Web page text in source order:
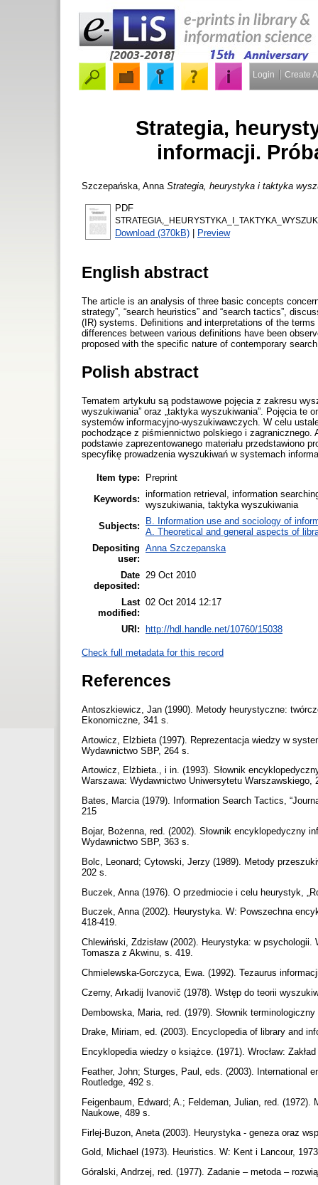
Login Create
Strategia,
informacji.
Szczepańska, Anna Strategia, heurystyka i taktyka
PDF
Download (370kB) | Preview
English abstract
The article is an analysis of three basic concepts
strategy”, “search heuristics” and “search tactics”,
(IR) systems. Definitions and interpretations of the
differences between various definitions have been
proposed with the specific nature of contemporary
Polish abstract
Tematem artykułu są podstawowe pojęcia z zakresu
wyszukiwania” oraz „taktyka wyszukiwania”. Pojęcia te
systemów informacyjno-wyszukiwawczych. W celu
pochodzące z piśmiennictwo polskiego i
podstawie zaprezentowanego materiału przedstawiono
specyfikę prowadzenia wyszukiwań w systemach
Item type:
Preprint
Keywords: information retrieval, information
wyszukiwania, taktyka wyszukiwania
Subjects:
B. Information use and sociology of
A. Theoretical and general aspects of
Depositing
user:
Anna Szczepanska
Date
deposited:
29 Oct 2010
Last
modified:
02 Oct 2014 12:17
URI: http://hdl.handle.net/10760/15038
Check full metadata for this record
References
Antoszkiewicz, Jan (1990). Metody heurystyczne:
Ekonomiczne, 341 s.
Artowicz, Elżbieta (1997). Reprezentacja wiedzy w
Wydawnictwo SBP, 264 s.
Artowicz, Elżbieta., i in. (1993). Słownik
Warszawa: Wydawnictwo Uniwersytetu Warszawskiego,
Bates, Marcia (1979). Information Search Tactics,
215
Bojar, Bożenna, red. (2002). Słownik encyklopedyczny
Wydawnictwo SBP, 363 s.
Bolc, Leonard; Cytowski, Jerzy (1989). Metody
202 s.
Buczek, Anna (1976). O przedmiocie i celu heurystyk,
Buczek, Anna (2002). Heurystyka. W: Powszechna
418-419.
Chlewiński, Zdzisław (2002). Heurystyka: w
Tomasza z Akwinu, s. 419.
Chmielewska-Gorczyca, Ewa. (1992). Tezaurus
Czerny, Arkadij Ivanovič (1978). Wstęp do teorii
Dembowska, Maria, red. (1979). Słownik
Drake, Miriam, ed. (2003). Encyclopedia of library and
Encyklopedia wiedzy o książce. (1971). Wrocław:
Feather, John; Sturges, Paul, eds. (2003). International
Routledge, 492 s.
Feigenbaum, Edward; A.; Feldeman, Julian, red.
Naukowe, 489 s.
Firlej-Buzon, Aneta (2003). Heurystyka - geneza oraz
Gold, Michael (1973). Heuristics. W: Kent i Lancour,
Góralski, Andrzej, red. (1977). Zadanie – metoda –